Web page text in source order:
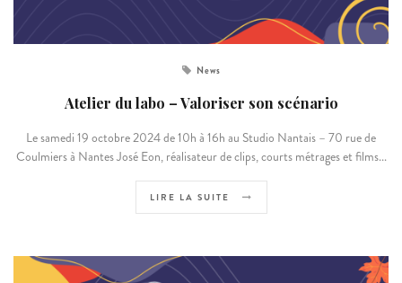
News
Atelier du labo – Valoriser son scénario
Le samedi 19 octobre 2024 de 10h à 16h au Studio Nantais – 70 rue de
Coulmiers à Nantes José Eon, réalisateur de clips, courts métrages et films...
LIRE LA SUITE